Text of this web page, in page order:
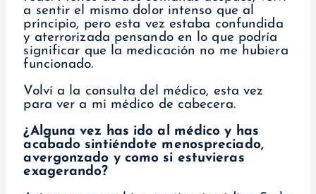
a sentir el mismo dolor intenso que al
principio, pero esta vez estaba confundida
y aterrorizada pensando en lo que podría
significar que la medicación no me hubiera
funcionado.
Volví a la consulta del médico, esta vez
para ver a mi médico de cabecera.
¿Alguna vez has ido al médico y has
acabado sintiéndote menospreciado,
avergonzado y como si estuvieras
exagerando?